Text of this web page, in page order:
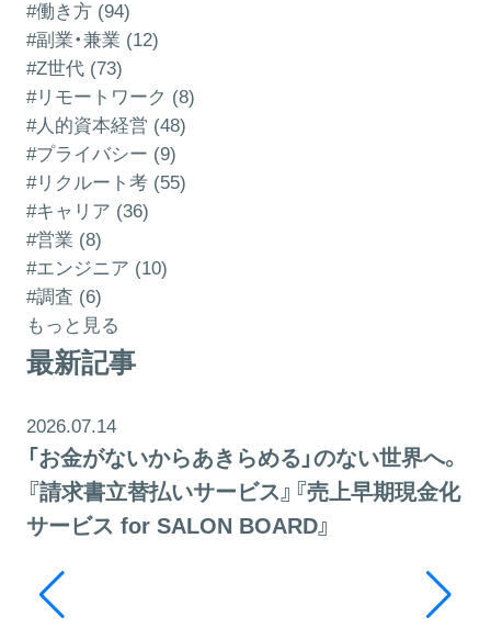
#働き方 (94)
#副業・兼業 (12)
#Z世代 (73)
#リモートワーク (8)
#人的資本経営 (48)
#プライバシー (9)
#リクルート考 (55)
#キャリア (36)
#営業 (8)
#エンジニア (10)
#調査 (6)
もっと見る
最新記事
2026.07.14
「お金がないからあきらめる」のない世界へ。
『請求書立替払いサービス』『売上早期現金化
サービス for SALON BOARD』